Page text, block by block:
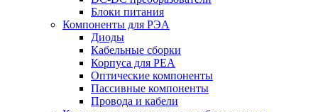
Блоки питания
Компоненты для РЭА
Диоды
Кабельные сборки
Корпуса для РЕА
Оптические компоненты
Пассивные компоненты
Провода и кабели